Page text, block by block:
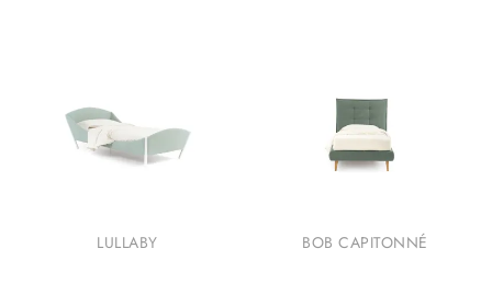
LULLABY BOB CAPITONNÉ